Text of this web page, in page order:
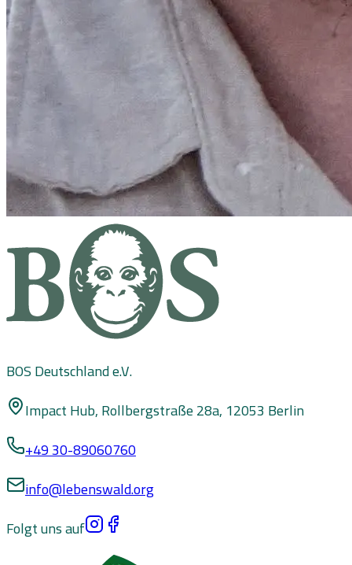
BOS Deutschland e.V.
Impact Hub, Rollbergstraße 28a, 12053 Berlin
+49 30-89060760
info@lebenswald.org
Folgt uns auf